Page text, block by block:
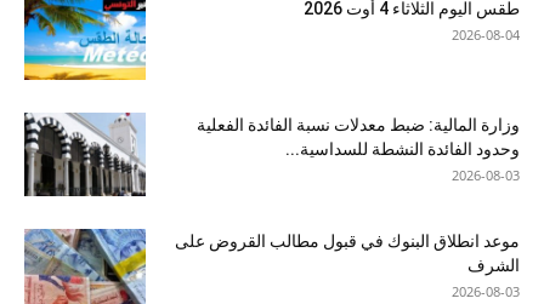
طقس اليوم الثلاثاء 4 أوت 2026
2026-08-04
وزارة المالية: ضبط معدلات نسبة الفائدة الفعلية
وحدود الفائدة النشطة للسداسية...
2026-08-03
موعد انطلاق البنوك في قبول مطالب القروض على
الشرف
2026-08-03